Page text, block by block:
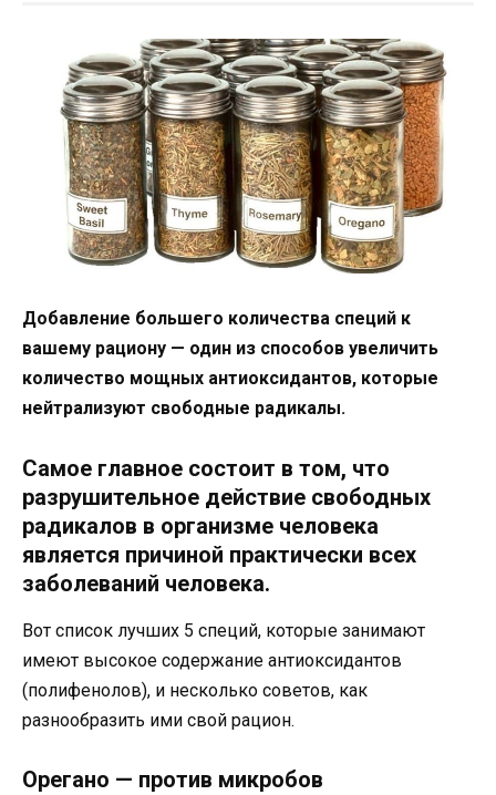
Добавление большего количества специй к
вашему рациону — один из способов увеличить
количество мощных антиоксидантов, которые
нейтрализуют свободные радикалы.
Самое главное состоит в том, что
разрушительное действие свободных
радикалов в организме человека
является причиной практически всех
заболеваний человека.
Вот список лучших 5 специй, которые занимают
имеют высокое содержание антиоксидантов
(полифенолов), и несколько советов, как
разнообразить ими свой рацион.
Орегано — против микробов